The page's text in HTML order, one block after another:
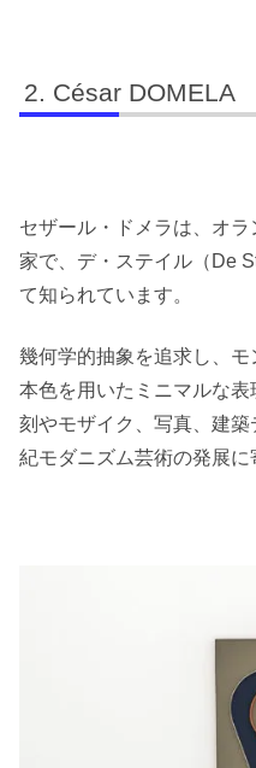
César DOMELA
セザール・ドメラは、オ
家で、デ・ステイル（De
て知られています。
幾何学的抽象を追求し、
本色を用いたミニマルな
刻やモザイク、写真、建
紀モダニズム芸術の発展に